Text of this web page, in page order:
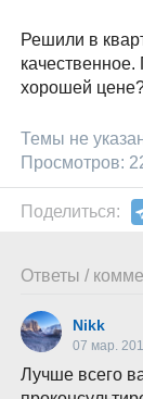
Решили в
хорошей
Темы не
Просмотров:
Поделиться:
Ответы /
Nikk
07 мар.
Лучше всего